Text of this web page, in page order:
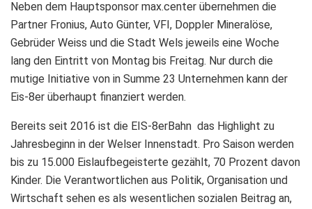
Neben dem Hauptsponsor max.center übernehmen die
Partner Fronius, Auto Günter, VFI, Doppler Mineralöse,
Gebrüder Weiss und die Stadt Wels jeweils eine Woche
lang den Eintritt von Montag bis Freitag. Nur durch die
mutige Initiative von in Summe 23 Unternehmen kann der
Eis-8er überhaupt finanziert werden.
Bereits seit 2016 ist die EIS-8erBahn das Highlight zu
Jahresbeginn in der Welser Innenstadt. Pro Saison werden
bis zu 15.000 Eislaufbegeisterte gezählt, 70 Prozent davon
Kinder. Die Verantwortlichen aus Politik, Organisation und
Wirtschaft sehen es als wesentlichen sozialen Beitrag an,